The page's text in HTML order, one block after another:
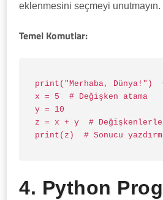
eklenmesini seçmeyi unutmayın.
Temel Komutlar:
print("Merhaba, Dünya!")
  x = 5  # Değişken atama
  y = 10
z = x + y  #
print(z)  # Sonucu
4. Python